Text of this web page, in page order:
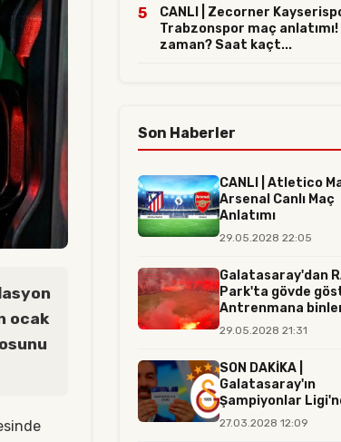
ocak
5
CANLI | Zecorner
Trabzonspor maç anlatımı!
zaman? Saat kaçt...
Son Haberler
CANLI | Atletico
Arsenal Canlı Maç
Anlatımı
29.05.2028 22:05
Galatasaray'dan
Park'ta gövde
Antrenmana
tara...
29.05.2028 21:31
SON DAKİKA |
Galatasaray'ın
Şampiyonlar
rakibi resmen
27.03.2028 12:09